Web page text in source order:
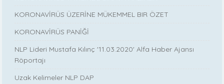
KORONAVİRÜS ÜZERİNE MÜKEMMEL BIR ÖZET
KORONAVİRÜS PANİĞİ
NLP Lideri Mustafa Kılınç '11.03.2020' Alfa Haber Ajansı
Röportajı
Uzak Kelimeler NLP DAP